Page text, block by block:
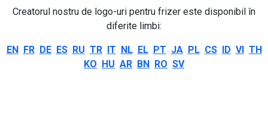
Creatorul nostru de logo-uri pentru frizer este disponibil în
diferite limbi:
EN FR DE ES RU TR IT NL EL PT JA PL CS ID VI TH
KO HU AR BN RO SV